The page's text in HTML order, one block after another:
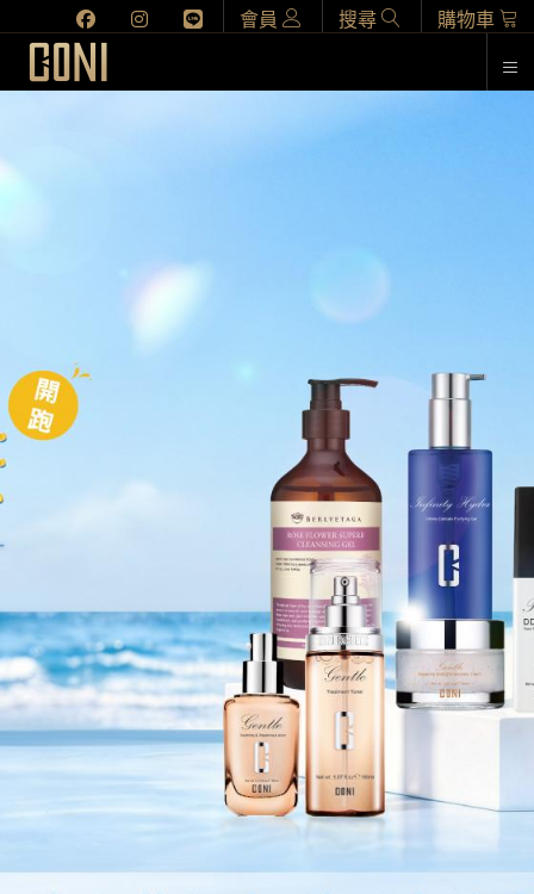
會員 搜尋 購物車